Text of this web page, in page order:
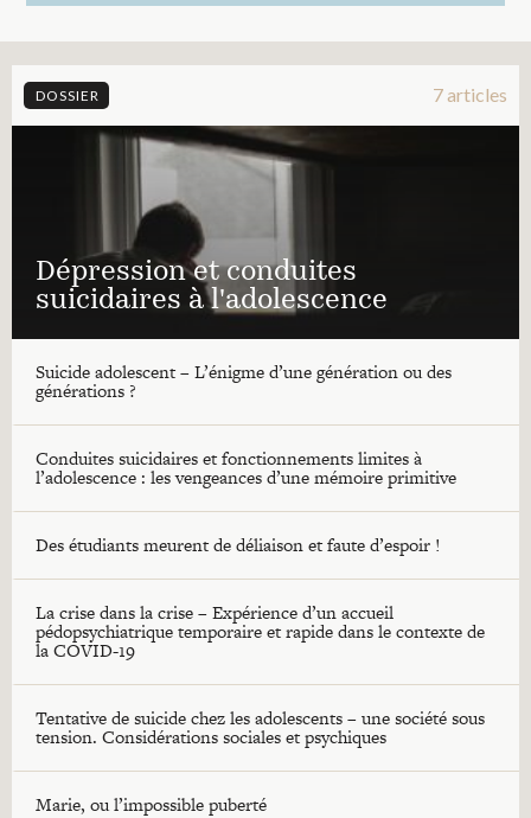
DOSSIER 7 articles
Dépression et conduites
suicidaires à l'adolescence
Suicide adolescent – L’énigme d’une génération ou des
générations ?
Conduites suicidaires et fonctionnements limites à
l’adolescence : les vengeances d’une mémoire primitive
Des étudiants meurent de déliaison et faute d’espoir !
La crise dans la crise – Expérience d’un accueil
pédopsychiatrique temporaire et rapide dans le contexte de
la COVID-19
Tentative de suicide chez les adolescents – une société sous
tension. Considérations sociales et psychiques
Marie, ou l’impossible puberté